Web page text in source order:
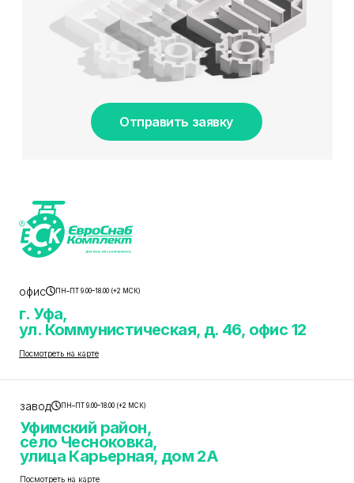
Отправить заявку
офис ПН–ПТ 9.00–18.00 (+2 МСК)
г. Уфа,
ул. Коммунистическая, д. 46, офис 12
Посмотреть на карте
завод ПН–ПТ 9.00–18.00 (+2 МСК)
Уфимский район,
село Чесноковка,
улица Карьерная, дом 2А
Посмотреть на карте